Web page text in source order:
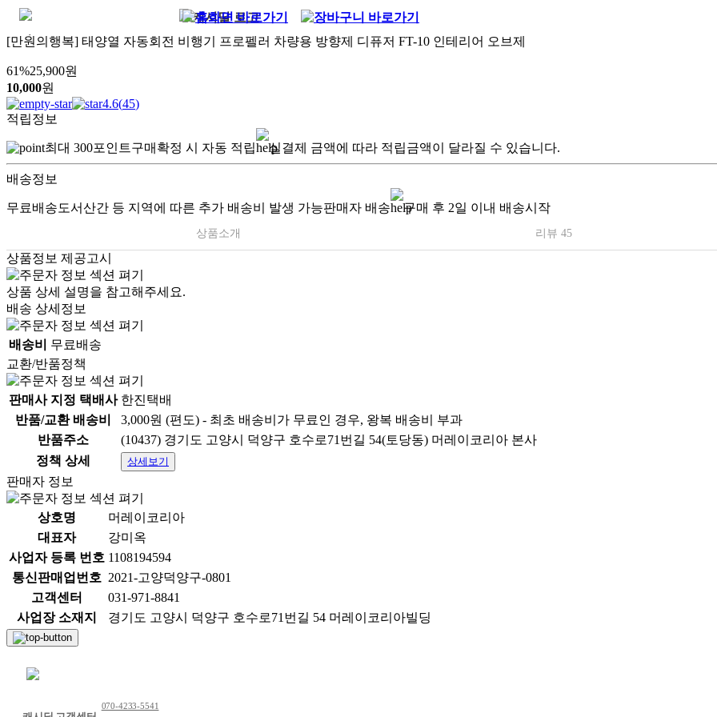
[만원의행복] 태양열 자동회전 비행기 프로펠러 차량용 방향제 디퓨저 FT-10 인테리어 오브제
61%25,900원
10,000원
4.6(45)
적립정보
최대 300포인트구매확정 시 자동 적립 실결제 금액에 따라 적립금액이 달라질 수 있습니다.
배송정보
무료배송도서산간 등 지역에 따른 추가 배송비 발생 가능판매자 배송 구매 후 2일 이내 배송시작
상품소개 리뷰 45
상품정보 제공고시
상품 상세 설명을 참고해주세요.
배송 상세정보
배송비
무료배송
교환/반품정책
판매사 지정 택배사 한진택배
반품/교환 배송비
3,000원 (편도) - 최초 배송비가 무료인 경우, 왕복 배송비 부과
반품주소
(10437) 경기도 고양시 덕양구 호수로71번길 54(토당동) 머레이코리아 본사
정책 상세
상세보기
판매자 정보
상호명
머레이코리아
대표자
강미옥
사업자 등록 번호 1108194594
통신판매업번호 2021-고양덕양구-0801
고객센터
031-971-8841
사업장 소재지
경기도 고양시 덕양구 호수로71번길 54 머레이코리아빌딩
070-4233-5541